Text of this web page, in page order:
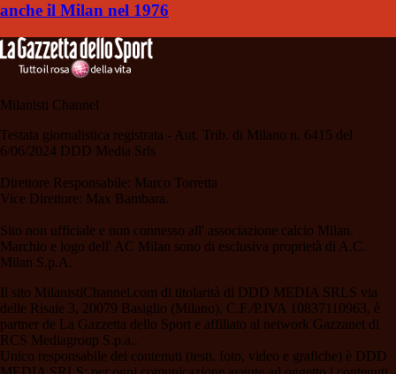
anche il Milan nel 1976
Milanisti Channel
Testata giornalistica registrata - Aut. Trib. di Milano n. 6415 del
6/06/2024 DDD Media Srls
Direttore Responsabile: Marco Torretta
Vice Direttore: Max Bambara.
Sito non ufficiale e non connesso all' associazione calcio Milan.
Marchio e logo dell' AC Milan sono di esclusiva proprietà di A.C.
Milan S.p.A.
Il sito MilanistiChannel.com di titolarità di DDD MEDIA SRLS via
delle Risaie 3, 20079 Basiglio (Milano), C.F./P.IVA 10837110963, è
partner de La Gazzetta dello Sport e affiliato al network Gazzanet di
RCS Mediagroup S.p.a..
Unico responsabile dei contenuti (testi, foto, video e grafiche) è DDD